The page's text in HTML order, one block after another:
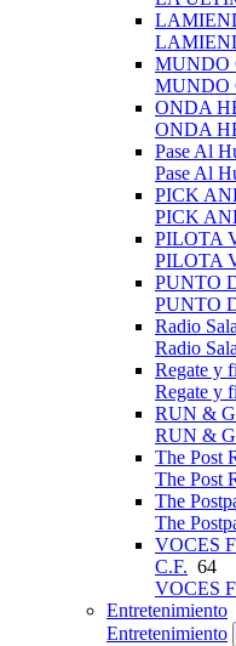
MUNDO
MUNDO
ONDA
ONDA
Pase Al
Pase Al
PICK
PICK
PILOTA
PILOTA
PUNTO
PUNTO
Radio Sala
Radio Sala
Regate y
Regate y
RUN &
RUN &
The Post
The Post
The
The
VOCES
C.F. 64
VOCES
Entretenimiento
Entretenimiento